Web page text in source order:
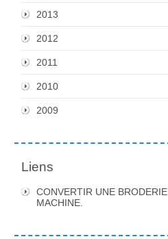
2013
2012
2011
2010
2009
Liens
CONVERTIR UNE BRODERIE
MACHINE.